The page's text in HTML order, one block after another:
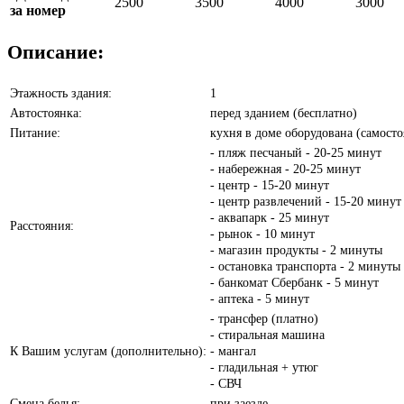
за номер
Описание:
Этажность здания:
1
Автостоянка:
перед зданием (бесплатно)
Питание:
кухня в доме оборудована
Расстояния:
- пляж песчаный - 20-25 минут
- набережная - 20-25 минут
- центр - 15-20 минут
- центр развлечений - 15-20 минут
- аквапарк - 25 минут
- рынок - 10 минут
- магазин продукты - 2 минуты
- остановка транспорта - 2 минуты
- банкомат Сбербанк - 5 минут
- аптека - 5 минут
К Вашим услугам (дополнительно):
- трансфер (платно)
- стиральная машина
- мангал
- гладильная + утюг
- СВЧ